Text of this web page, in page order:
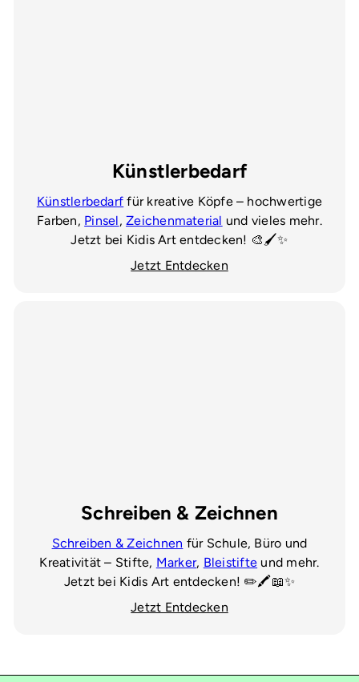
Künstlerbedarf
Künstlerbedarf für kreative Köpfe – hochwertige
Farben, Pinsel,Zeichenmaterial und vieles mehr.
Jetzt bei Kidis Art entdecken! 🎨🖌️✨
Jetzt Entdecken
Schreiben & Zeichnen
Schreiben & Zeichnen für Schule, Büro und
Kreativität – Stifte, Marker, Bleistifte und mehr.
Jetzt bei Kidis Art entdecken! ✏️🖍️📖✨
Jetzt Entdecken